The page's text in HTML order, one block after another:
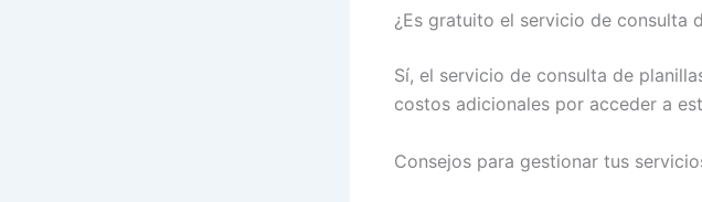
¿Es gratuito el servicio de consulta
Sí, el servicio de consulta de
costos adicionales por acceder a
Consejos para gestionar tus